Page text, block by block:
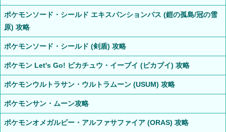
ポケモンソード・シールド エキスパンションパス (鎧の孤島/冠の雪
原) 攻略
ポケモンソード・シールド (剣盾) 攻略
ポケモン Let's Go! ピカチュウ・イーブイ (ピカブイ) 攻略
ポケモンウルトラサン・ウルトラムーン (USUM) 攻略
ポケモンサン・ムーン攻略
ポケモンオメガルビー・アルファサファイア (ORAS) 攻略